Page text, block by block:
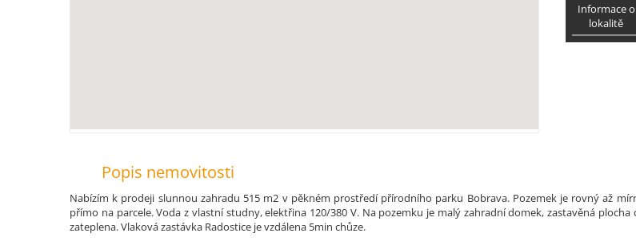
Informace o
lokalitě
Popis nemovitosti
Nabízím k prodeji slunnou zahradu 515 m2 v pěkném prostředí přírodního parku Bobrava. Pozemek je rovný až
přímo na parcele. Voda z vlastní studny, elektřina 120/380 V. Na pozemku je malý zahradní domek, zastavěná
zateplena. Vlaková zastávka Radostice je vzdálena 5min chůze.